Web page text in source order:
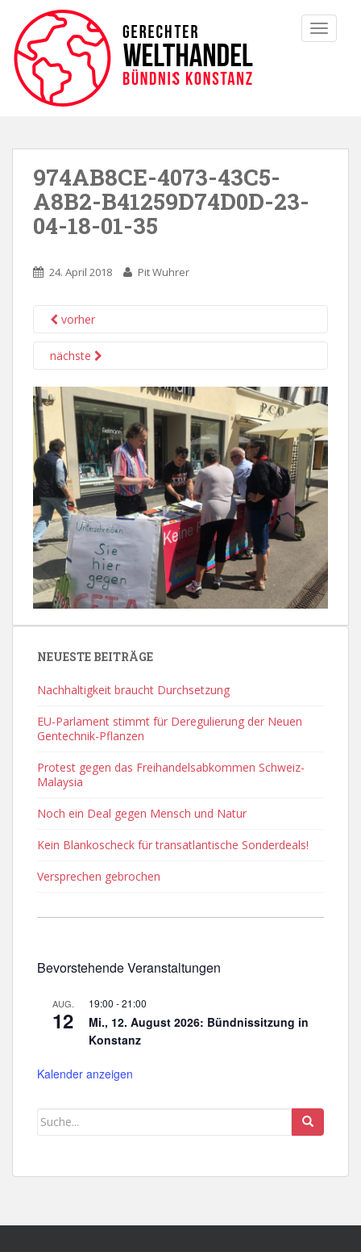
974AB8CE-4073-43C5-
A8B2-B41259D74D0D-23-
04-18-01-35
24. April 2018 Pit Wuhrer
vorher
nächste
NEUESTE BEITRÄGE
Nachhaltigkeit braucht Durchsetzung
EU-Parlament stimmt für Deregulierung der Neuen
Gentechnik-Pflanzen
Protest gegen das Freihandelsabkommen Schweiz-
Malaysia
Noch ein Deal gegen Mensch und Natur
Kein Blankoscheck für transatlantische Sonderdeals!
Versprechen gebrochen
Bevorstehende Veranstaltungen
AUG.
12
19:00 -21:00
Mi., 12. August 2026: Bündnissitzung in
Konstanz
Kalender anzeigen